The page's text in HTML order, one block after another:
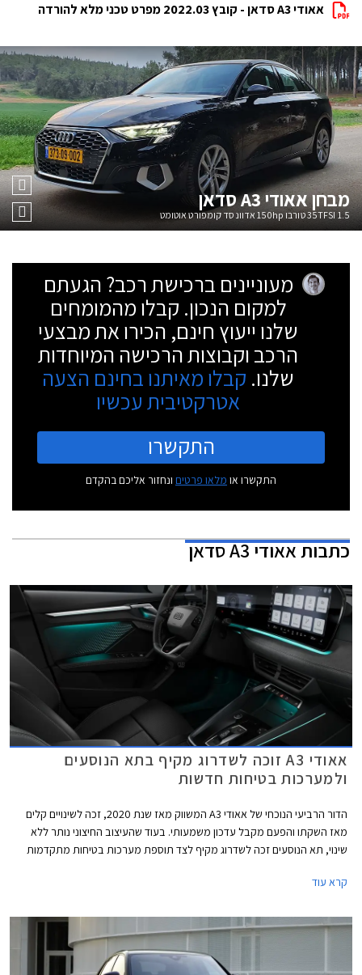
אאודי A3 סדאן - קובץ 2022.03 מפרט טכני מלא להורדה
מבחןאאודי A3 סדאן
35TFSI 1.5 טורבו 150hp אדוונסד קומפורט אוטומט
מעוניינים ברכישת רכב? הגעתם
למקום הנכון. קבלו מהמומחים
שלנו ייעוץ חינם, הכירו את מבצעי
הרכב וקבוצות הרכישה המיוחדות
שלנו. קבלו מאיתנו בחינם הצעה
אטרקטיבית עכשיו
התקשרו
התקשרו או מלאו פרטים ונחזור אליכם בהקדם
כתבותאאודי A3 סדאן
אאודי A3 זוכה לשדרוג מקיף בתא הנוסעים
ולמערכות בטיחות חדשות
הדור הרביעי הנוכחי של אאודי A3 המשווק מאז שנת 2020, זכה לשינויים קלים
מאז השקתו והפעם מקבל עדכון משמעותי. בעוד שהעיצוב החיצוני נותר ללא
שינוי, תא הנוסעים זכה לשדרוג מקיף לצד תוספת מערכות בטיחות מתקדמות
וסמלים חדשים בגרסאות הביצועים S3 ו- RS3.
קרא עוד